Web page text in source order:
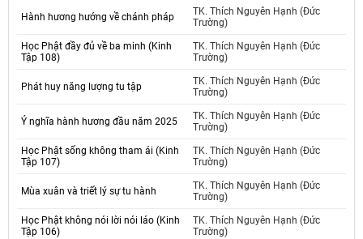
Hành hương hướng về chánh pháp
TK. Thích Nguyên Hạnh (Đức
Trường)
Học Phật đầy đủ về ba minh (Kinh
Tập 108)
TK. Thích Nguyên Hạnh (Đức
Trường)
Phát huy năng lượng tu tập
TK. Thích Nguyên Hạnh (Đức
Trường)
Ý nghĩa hành hương đầu năm 2025
TK. Thích Nguyên Hạnh (Đức
Trường)
Học Phật sống không tham ái (Kinh
Tập 107)
TK. Thích Nguyên Hạnh (Đức
Trường)
Mùa xuân và triết lý sự tu hành
TK. Thích Nguyên Hạnh (Đức
Trường)
Học Phật không nói lời nói láo (Kinh
Tập 106)
TK. Thích Nguyên Hạnh (Đức
Trường)